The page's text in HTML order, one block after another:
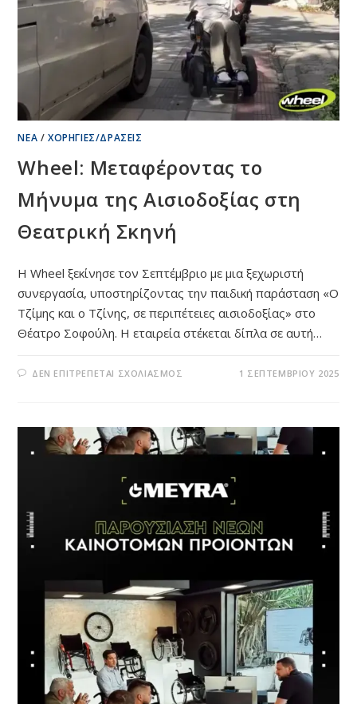
ΝΈΑ /ΧΟΡΗΓΊΕΣ/ΔΡΆΣΕΙΣ
Wheel: Μεταφέροντας το
Μήνυμα της Αισιοδοξίας στη
Θεατρική Σκηνή
Η Wheel ξεκίνησε τον Σεπτέμβριο με μια ξεχωριστή
συνεργασία, υποστηρίζοντας την παιδική παράσταση «Ο
Τζίμης και ο Τζίνης, σε περιπέτειες αισιοδοξίας» στο
Θέατρο Σοφούλη. Η εταιρεία στέκεται δίπλα σε αυτή…
ΔΕΝ ΕΠΙΤΡΈΠΕΤΑΙ ΣΧΟΛΙΑΣΜΌΣ
ΤΗΣ
ΑΙΣΙΟΔΟΞΊΑΣ
ΣΤΗ
ΘΕΑΤΡΙΚΉ
1 ΣΕΠΤΕΜΒΡΊΟΥ 2025